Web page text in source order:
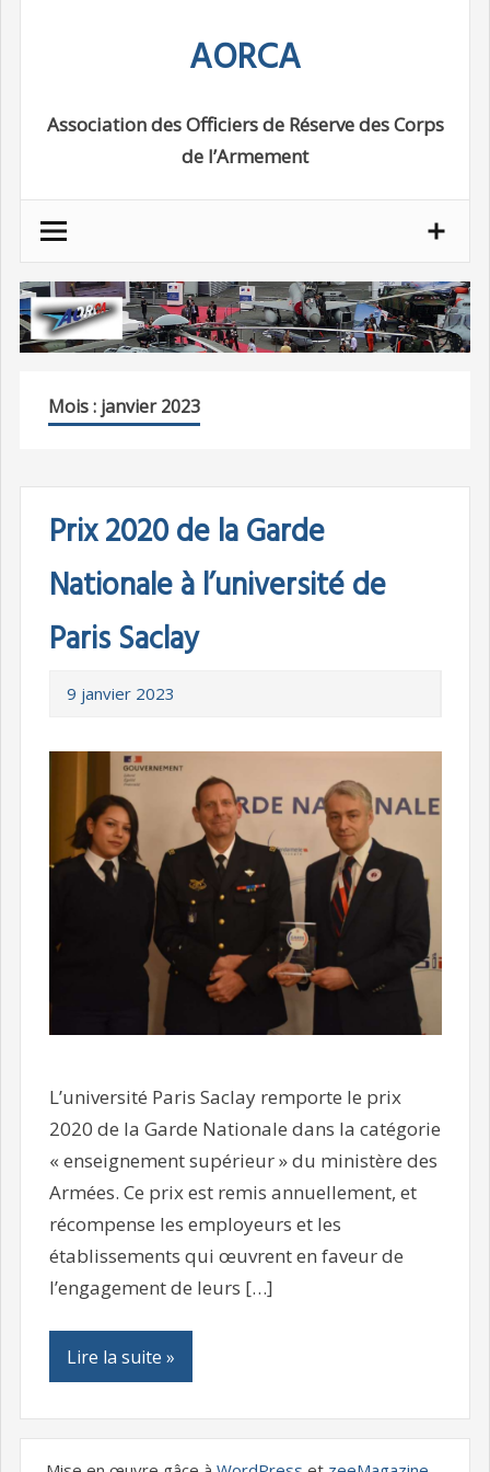
AORCA
Association des Officiers de Réserve des Corps
de l’Armement
Mois : janvier 2023
Prix 2020 de la Garde
Nationale à l’université de
Paris Saclay
9 janvier 2023
L’université Paris Saclay remporte le prix
2020 de la Garde Nationale dans la catégorie
« enseignement supérieur » du ministère des
Armées. Ce prix est remis annuellement, et
récompense les employeurs et les
établissements qui œuvrent en faveur de
l’engagement de leurs […]
Lire la suite »